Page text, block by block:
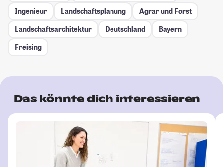
Ingenieur
Landschaftsplanung
Agrar und Forst
Landschaftsarchitektur
Deutschland
Bayern
Freising
Das könnte dich interessieren